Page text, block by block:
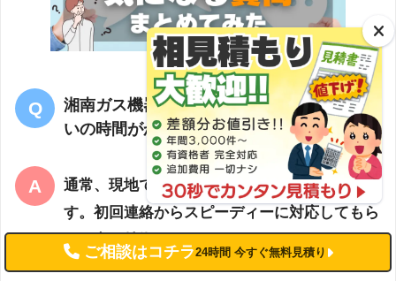
湘南ガス機器の給湯器交換工事はどのくら
いの時間がかかりますか？
通常、現地での施工は約2時間程度で完了しま
す。初回連絡からスピーディーに対応してもら
える点も特徴です。
ご相談はコチラ24時間 今すぐ無料見積り